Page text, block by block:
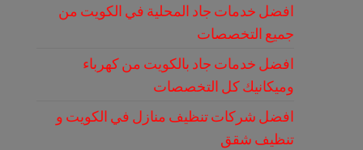
افضل خدمات جاد المحلية في الكويت من
جميع التخصصات
افضل خدمات جاد بالكويت من كهرباء
وميكانيك كل التخصصات
افضل شركات تنظيف منازل في الكويت و
تنظيف شقق